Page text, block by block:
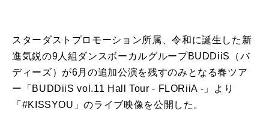
スターダストプロモーション所属、令和に誕生した新
進気鋭の9人組ダンスボーカルグループBUDDiiS（バ
ディーズ）が6月の追加公演を残すのみとなる春ツア
ー「BUDDiiS vol.11 Hall Tour - FLORiiA -」より
「#KISSYOU」のライブ映像を公開した。